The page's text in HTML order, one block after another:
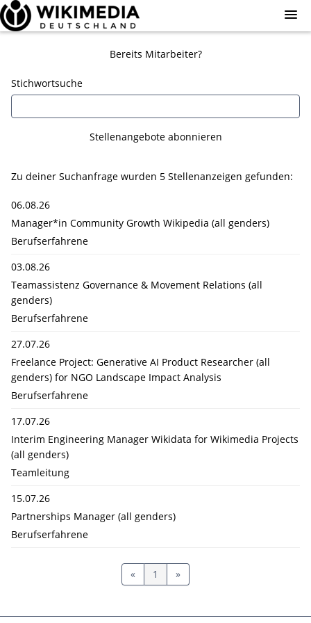
Skip
to
main
Registrierung
Bereits Mitarbeiter?
Stichwortsuche
Stellenangebote abonnieren
Zu deiner Suchanfrage wurden 5 Stellenanzeigen gefunden:
06.08.26
Manager*in Community Growth Wikipedia (all genders)
Berufserfahrene
03.08.26
Teamassistenz Governance & Movement Relations (all
genders)
Berufserfahrene
27.07.26
Freelance Project: Generative AI Product Researcher (all
genders) for NGO Landscape Impact Analysis
Berufserfahrene
17.07.26
Interim Engineering Manager Wikidata for Wikimedia Projects
(all genders)
Teamleitung
15.07.26
Partnerships Manager (all genders)
Berufserfahrene
« 1 »